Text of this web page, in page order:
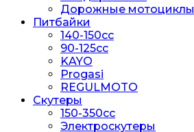
Дорожные мотоциклы
Питбайки
140-150сс
90-125cc
KAYO
Progasi
REGULMOTO
Скутеры
150-350cc
Электроскутеры